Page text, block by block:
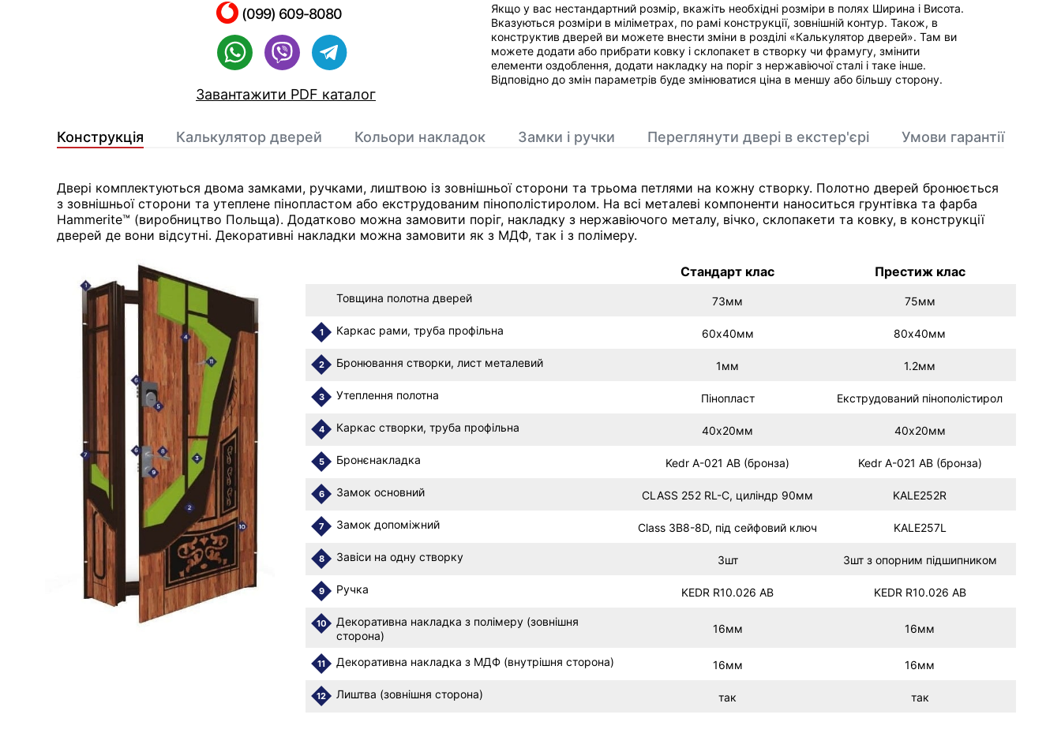
(099) 609-8080
Завантажити PDF каталог
Якщо у вас нестандартний розмір, вкажіть необхідні розміри в полях Ширина і Висота.
Вказуються розміри в міліметрах, по рамі конструкції, зовнішній контур. Також, в
конструктив дверей ви можете внести зміни в розділі «Калькулятор дверей». Там ви
можете додати або прибрати ковку і склопакет в створку чи фрамугу, змінити
елементи оздоблення, додати накладку на поріг з нержавіючої сталі і таке інше.
Відповідно до змін параметрів буде змінюватися ціна в меншу або більшу сторону.
Конструкція Калькулятор дверей Кольори накладок Замки і ручки Переглянути двері в екстер'єрі Умови гарантії
Двері комплектуються двома замками, ручками, лиштвою із зовнішньої сторони та трьома петлями на кожну створку. Полотно дверей бронюється
з зовнішньої сторони та утеплене пінопластом або екструдованим пінополістиролом. На всі металеві компоненти наноситься грунтівка та фарба
Hammerite™ (виробництво Польща). Додатково можна замовити поріг, накладку з нержавіючого металу, вічко, склопакети та ковку, в конструкції
дверей де вони відсутні. Декоративні накладки можна замовити як з МДФ, так і з полімеру.
Стандарт клас Престиж клас
Товщина полотна дверей 73мм 75мм
1 Каркас рами, труба профільна 60х40мм 80х40мм
2 Бронювання створки, лист металевий 1мм 1.2мм
3 Утеплення полотна Пінопласт Екструдований пінополістирол
4 Каркас створки, труба профільна 40х20мм 40х20мм
5 Бронєнакладка Kedr A-021 AB (бронза) Kedr A-021 AB (бронза)
6 Замок основний CLASS 252 RL-С, циліндр 90мм KALE252R
7 Замок допоміжний Class ЗВ8-8D, під сейфовий ключ KALE257L
8 Завіси на одну створку 3шт 3шт з опорним підшипником
9 Ручка KEDR R10.026 AB KEDR R10.026 AB
10
Декоративна накладка з полімеру (зовнішня
сторона)
16мм 16мм
11 Декоративна накладка з МДФ (внутрішня сторона) 16мм 16мм
12 Лиштва (зовнішня сторона) так так